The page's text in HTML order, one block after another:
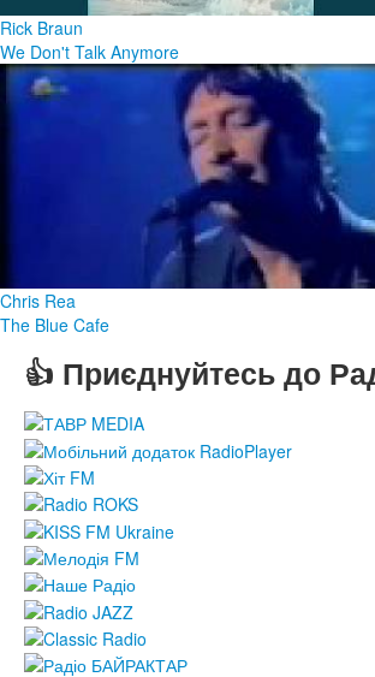
Rick Braun
We Don't Talk Anymore
Chris Rea
The Blue Cafe
👍 Приєднуйтесь до